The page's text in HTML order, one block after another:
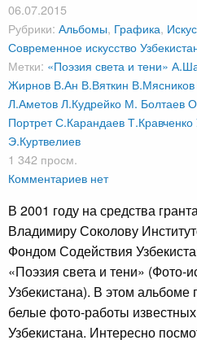
06.07.2015
Рубрики: Альбомы, Графика,
Современное искусство
Метки: «Поэзия света и тени»
Жирнов В.Ан В.Вяткин В.Мясников
Л.АметовЛ.Кудрейко М. Болтаев
ПортретС.КарандаевТ.Кравченко
Э.Куртвелиев
1 342 просм.
Комментариев нет
В 2001 году на средства
Владимиру Соколову
Фондом Содействия
«Поэзия света и тени» (Фото-
Узбекистана). В этом
белые фото-работы
Узбекистана. Интересно